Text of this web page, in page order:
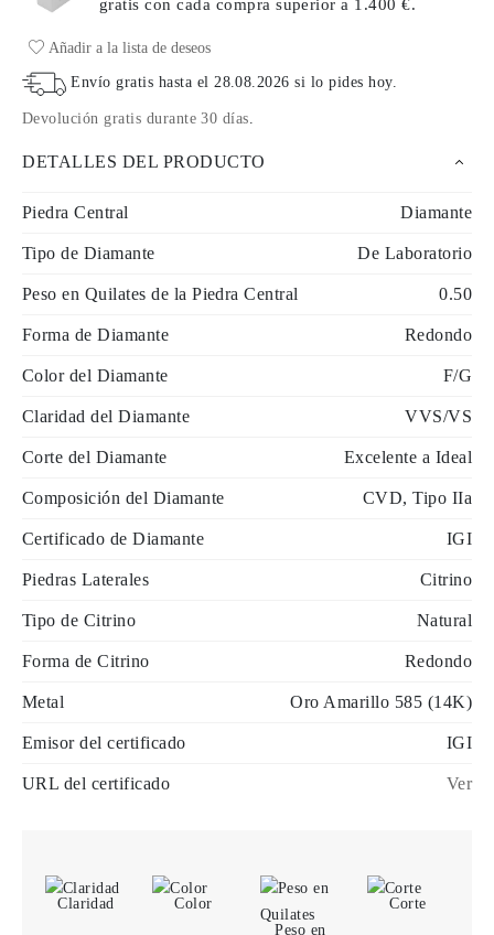
gratis con cada comprasuperior a 1.400 €.
Añadir a la lista de deseos
Envío gratis hasta el 28.08.2026 si lo pides hoy.
Devolución gratis durante 30 días
DETALLES DEL PRODUCTO
Piedra Central Diamante
Tipo de Diamante De Laboratorio
Peso en Quilates de la Piedra Central 0.50
Forma de Diamante Redondo
Color del Diamante F/G
Claridad del Diamante VVS/VS
Corte del Diamante Excelente a Ideal
Composición del Diamante CVD, Tipo IIa
Certificado de Diamante IGI
Piedras Laterales Citrino
Tipo de Citrino Natural
Forma de Citrino Redondo
Metal Oro Amarillo 585 (14K)
Emisor del certificado IGI
URL del certificado Ver
Claridad
Color
Peso en
Corte